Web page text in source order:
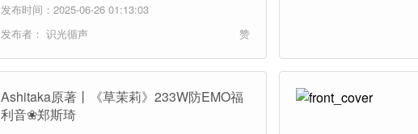
发布时间：2025-06-26 01:13:03
发布者： 识光循声 赞
Ashitaka原著丨《草茉莉》233W防EMO福
利音❀郑斯琦